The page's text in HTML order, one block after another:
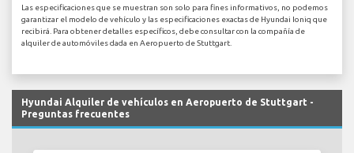
Las especificaciones que se muestran son solo para fines informativos, no podemos
garantizar el modelo de vehículo y las especificaciones exactas de Hyundai Ioniq que
recibirá. Para obtener detalles específicos, debe consultar con la compañía de
alquiler de automóviles dada en Aeropuerto de Stuttgart.
Hyundai Alquiler de vehículos en Aeropuerto de Stuttgart -
Preguntas frecuentes